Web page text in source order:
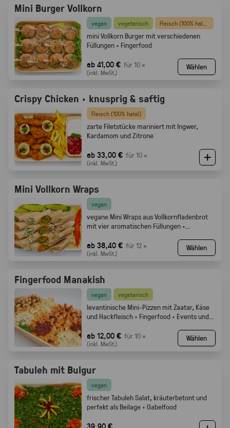
Mini Burger Vollkorn
vegan vegetarisch
mini Vollkorn Burger mit verschiedenen
Füllungen · Fingerfood
ab 41,00 € für 10 ×
(inkl. MwSt.)
Wählen
Crispy Chicken · knusprig & saftig
Fleisch (100% halal)
zarte Filetstücke mariniert mit Ingwer,
Kardamom und Zitrone
ab 33,00 € für 10 ×
(inkl. MwSt.)
Mini Vollkorn Wraps
vegan
vegane Mini Wraps aus Vollkornfladenbrot
mit vier aromatischen Füllungen ·
ab 38,40 € für 12 ×
(inkl. MwSt.)
Wählen
Fingerfood Manakish
vegan vegetarisch
levantinische Mini-Pizzen mit Zaatar, Käse
und Hackfleisch · Fingerfood · Events und
ab 12,00 € für 10 ×
(inkl. MwSt.)
Wählen
Tabuleh mit Bulgur
vegan
frischer Tabuleh Salat, kräuterbetont und
perfekt als Beilage · Gabelfood
39,90 €